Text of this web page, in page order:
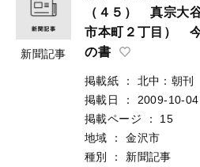
新聞記事
（４５） 真宗大
市本町２丁目）
の書
掲載紙 ：
北中：朝刊
掲載日
：
2009-10-04
掲載ページ
：
15
地域
：
金沢市
種別
： 新聞記事